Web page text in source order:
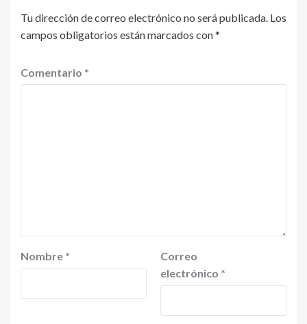
Tu dirección de correo electrónico no será publicada. Los
campos obligatorios están marcados con*
Comentario *
Nombre *
Correo
electrónico *